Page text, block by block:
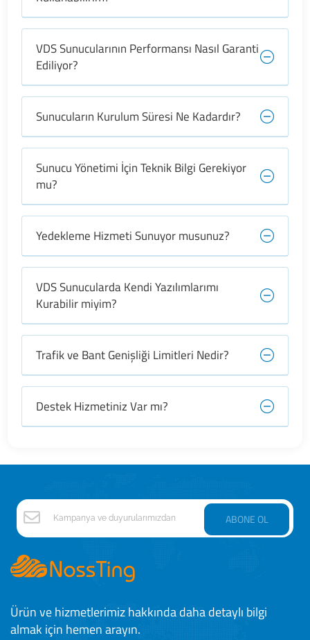
VDS Sunucularının Performansı Nasıl Garanti
Ediliyor?
Sunucuların Kurulum Süresi Ne Kadardır?
Sunucu Yönetimi İçin Teknik Bilgi Gerekiyor
mu?
Yedekleme Hizmeti Sunuyor musunuz?
VDS Sunucularda Kendi Yazılımlarımı
Kurabilir miyim?
Trafik ve Bant Genişliği Limitleri Nedir?
Destek Hizmetiniz Var mı?
ABONE OL
Ürün ve hizmetlerimiz hakkında daha detaylı bilgi
almak için hemen arayın.